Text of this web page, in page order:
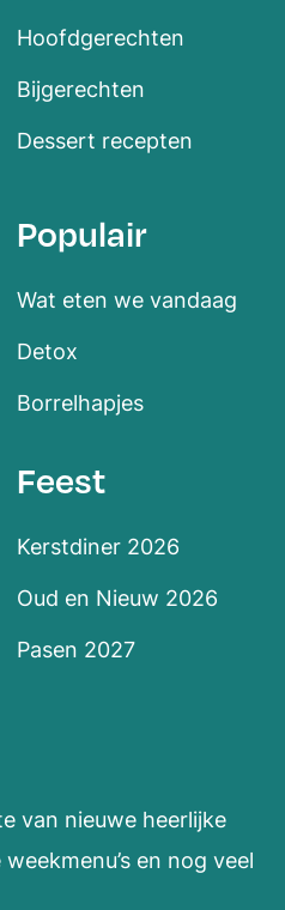
Hoofdgerechten
Bijgerechten
Dessert recepten
Populair
Wat eten we vandaag
Detox
Borrelhapjes
Feest
Kerstdiner 2026
Oud en Nieuw 2026
Pasen 2027
van nieuwe heerlijke
en nog veel